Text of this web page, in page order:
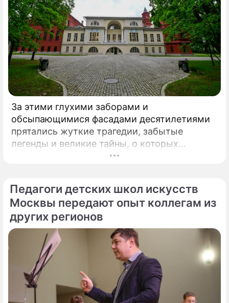
По теме
"Будем жениться": бывший муж
За этими глухими заборами и
обсыпающимися фасадами десятилетиями
прятались жуткие трагедии, забытые
легенды и великие тайны, о которых
миллионы прохожих даже не догадывались.
Педагоги детских школ искусств
Москвы передают опыт коллегам из
других регионов